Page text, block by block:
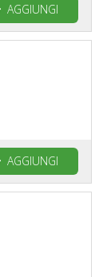
AGGIUNGI
AGGIUNGI